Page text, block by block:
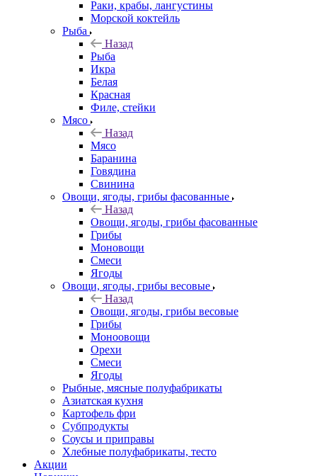
Раки, крабы, лангустины
Морской коктейль
Рыба
Назад
Рыба
Икра
Белая
Красная
Филе, стейки
Мясо
Назад
Мясо
Баранина
Говядина
Свинина
Овощи, ягоды, грибы фасованные
Назад
Овощи, ягоды, грибы фасованные
Грибы
Моновощи
Смеси
Ягоды
Овощи, ягоды, грибы весовые
Назад
Овощи, ягоды, грибы весовые
Грибы
Моноовощи
Орехи
Смеси
Ягоды
Рыбные, мясные полуфабрикаты
Азиатская кухня
Картофель фри
Субпродукты
Соусы и приправы
Хлебные полуфабрикаты, тесто
Акции